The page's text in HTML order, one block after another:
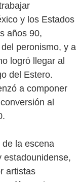
y los Estados
años 90,
peronismo, y a
logró llegar al
del Estero.
a componer
al
la escena
estadounidense,
artistas